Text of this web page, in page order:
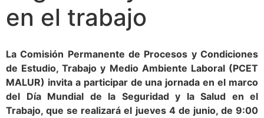
en el trabajo
La Comisión Permanente de Procesos y Condiciones
de Estudio, Trabajo y Medio Ambiente Laboral (PCET
MALUR) invita a participar de una jornada en el marco
del Día Mundial de la Seguridad y la Salud en el
Trabajo, que se realizará el jueves 4 de junio, de 9:00